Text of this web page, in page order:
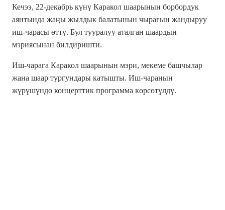
Кечээ, 22-декабрь күнү Каракол шаарынын борбордук
аянтында жаңы жылдык балатынын чырагын жандыруу
иш-чарасы өттү. Бул тууралуу аталган шаардын
мэриясынан билдиришти.
Иш-чарага Каракол шаарынын мэри, мекеме башчылар
жана шаар тургундары катышты. Иш-чаранын
жүрүшүндө концерттик программа көрсөтүлдү.